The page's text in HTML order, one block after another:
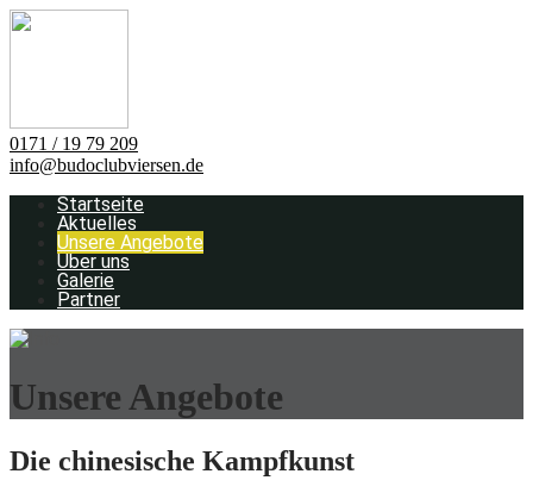
0171 / 19 79 209
info@budoclubviersen.de
Startseite
Aktuelles
Unsere Angebote
Über uns
Galerie
Partner
Unsere Angebote
Die chinesische Kampfkunst